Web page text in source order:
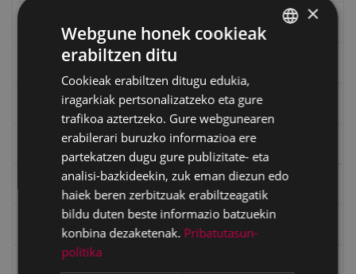
Eibarko baserriak
Eibarko mugarrien itzulia
Eibarko mugarrien itzulia - Iparraldea
Eibartarren ahotan
×
Webgune honek cookieak
erabiltzen ditu
Cookieak erabiltzen ditugu edukia,
iragarkiak pertsonalizatzeko eta gure
trafikoa aztertzeko. Gure webgunearen
erabilerari buruzko informazioa ere
partekatzen dugu gure publizitate- eta
analisi-bazkideekin, zuk eman diezun edo
haiek beren zerbitzuak erabiltzeagatik
bildu duten beste informazio batzuekin
konbina dezaketenak. Pribatutasun-
politika